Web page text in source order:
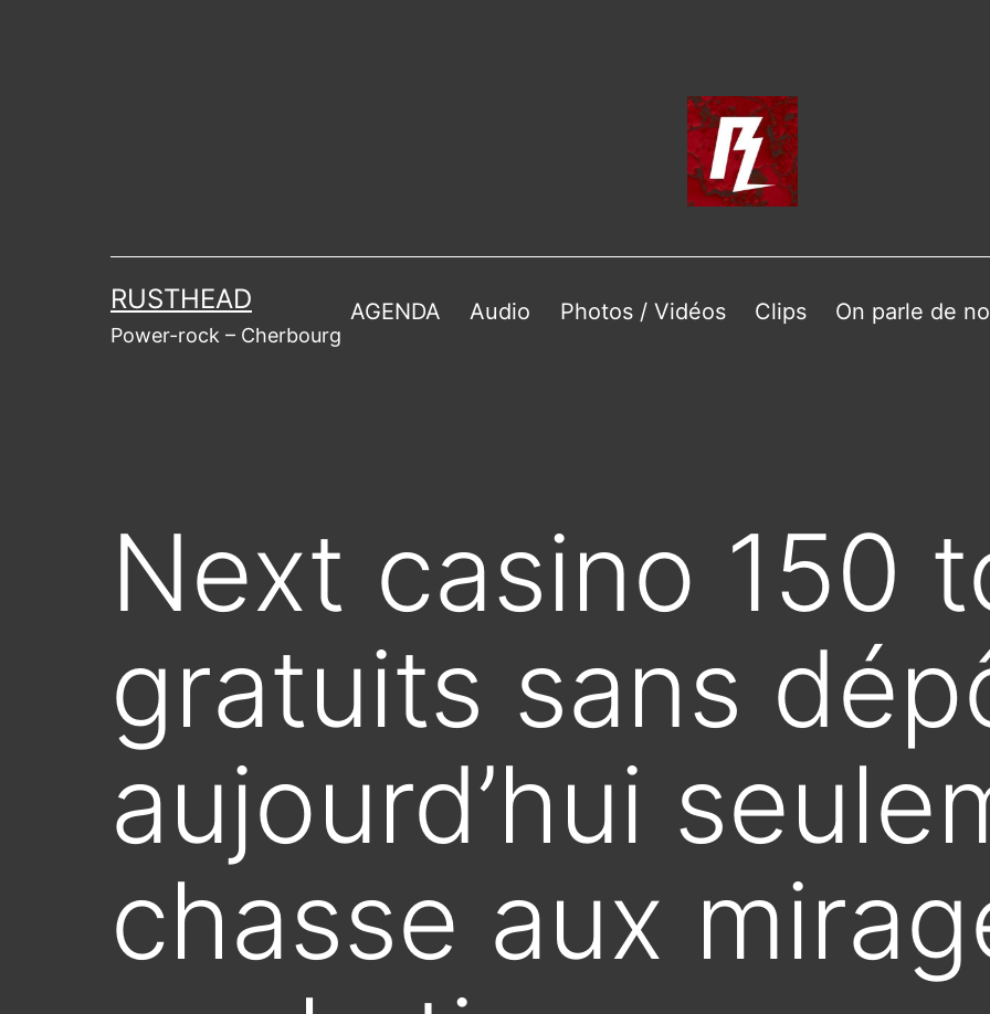
RUSTHEAD
Power-rock – Cherbourg
AGENDA Audio Photos / Vidéos Clips On parle de
Next casino 150
gratuits sans
aujourd’hui
chasse aux